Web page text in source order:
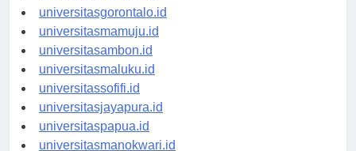
universitaskendari.id
universitasgorontalo.id
universitasmamuju.id
universitasambon.id
universitasmaluku.id
universitassofifi.id
universitasjayapura.id
universitaspapua.id